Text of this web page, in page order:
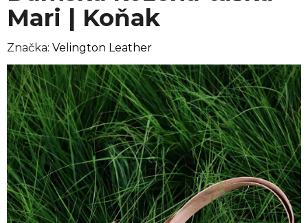
Mari | Koňak
Značka: Velington Leather